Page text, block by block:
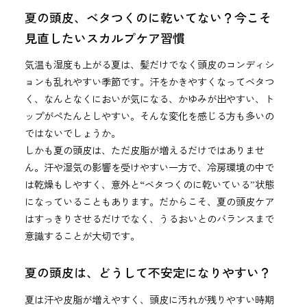
夏の頭皮、ベタつくのに乾いてない？今こそ
見直したいスカルプケア習慣
気温も湿度も上がる夏は、髪だけでなく頭皮のコンディシ
ョンも乱れやすい季節です。汗をかきやすくなってベタつ
く、なんとなくにおいが気になる、かゆみが出やすい、ト
ップがぺたんとしやすい。そんな変化を感じる方も多いの
ではないでしょうか。
しかも夏の頭皮は、ただ皮脂が増えるだけではありませ
ん。汗や湿気の影響を受けやすい一方で、冷房環境の中で
は乾燥もしやすく、意外と“ベタつくのに乾いている”状態
になっていることもあります。だからこそ、夏の頭皮ケア
はすっきりさせるだけでなく、うるおいとのバランスまで
意識することが大切です。
夏の頭皮は、どうして不安定になりやすい？
夏は汗や皮脂が増えやすく、頭皮に汚れが残りやすい時期